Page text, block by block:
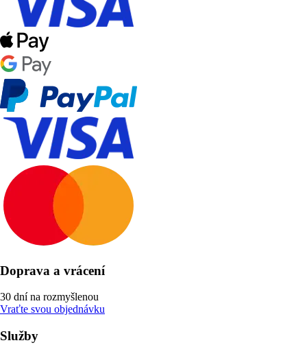
Doprava a vrácení
30 dní na rozmyšlenou
Vraťte svou objednávku
Služby